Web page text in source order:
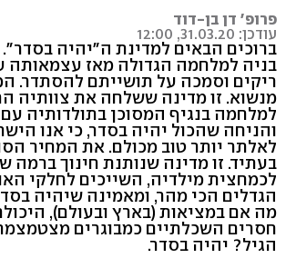
פרופ' דן בן-דוד
עודכן: 31.03.20, 12:00
ברוכים הבאים למדינת ה"יהיה
בניה למלחמה הגדולה מאז עצמאותה
ריקים וסמכה על תושייתם להסתדר.
מנשוא. זו מדינה ששלחה את צוותיה
למלחמה בנגיף המסוכן בתולדותיה
והניחה שהכול יהיה בסדר, כי אנו
לאלתר יותר טוב מכולם. את המחיר
בעתיד. זו מדינה שנותנת חינוך ברמה
לכמחצית מילדיה, השייכים לחלקי
הגדלים הכי מהר, ומאמינה שיהיה
מה אם במציאות (בארץ ובעולם),
חסרים השכלתיים כמבוגרים
הגיל? יהיה בסדר.